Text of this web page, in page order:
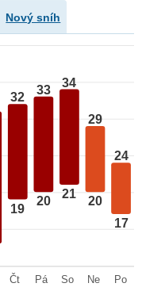
Nový sníh
32
19
33
20
34
21
29
20
24
17
Čt
Pá
So
Ne
Po